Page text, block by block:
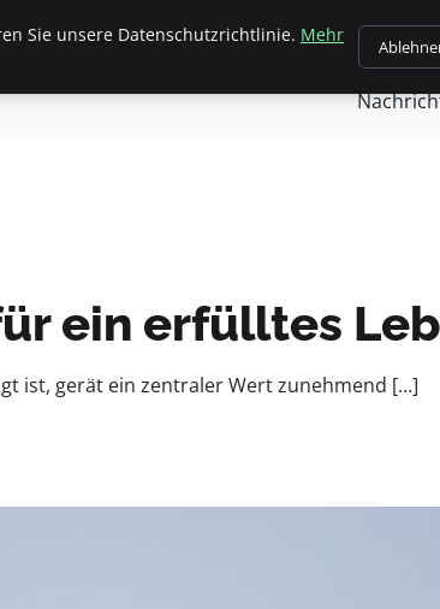
General Geschäft Gesundheit
ein erfülltes
ist, gerät ein zentraler Wert zunehmend […]
Sie unsere Datenschutzrichtlinie. Mehr